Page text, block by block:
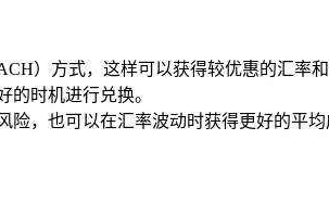
）方式，这样可以获得较优惠的汇率和
的时机进行兑换。
，也可以在汇率波动时获得更好的平均